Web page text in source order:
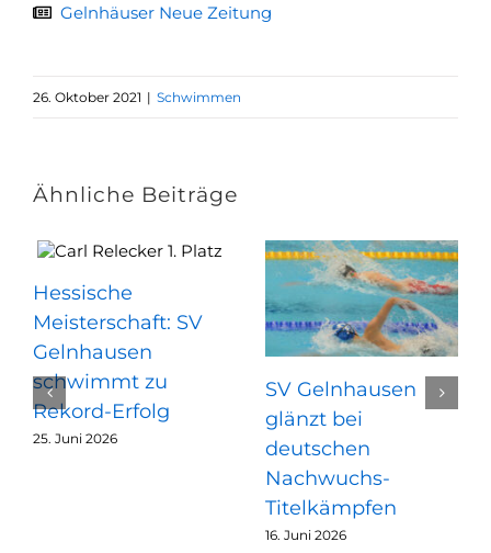
Gelnhäuser Neue Zeitung
26. Oktober 2021 | Schwimmen
Ähnliche Beiträge
Hessische
Meisterschaft: SV
Gelnhausen
schwimmt zu
Rekord-Erfolg
25. Juni 2026
SV Gelnhausen
glänzt bei
deutschen
Nachwuchs-
Titelkämpfen
16. Juni 2026